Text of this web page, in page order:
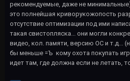
рекомендуемые, даже не
это полнейшая криворукожопость
отсутствие оптимизации под ими
такая свистопляска... они могли
видео, кол. памяти, версию ОС и т.д...
бы меньше =Ъ кому охота покупать
идет там, где должна если не летать,